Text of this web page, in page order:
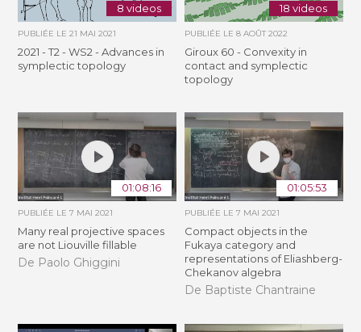
8 videos
PUBLIÉE LE21 MAI 2021
2021 - T2 - WS2 - Advances in
symplectic topology
18 videos
PUBLIÉE LE 8 AOÛT 2022
Giroux 60 - Convexity in
contact and symplectic
topology
01:08:16
PUBLIÉE LE7 MAI 2021
Many real projective spaces
are not Liouville fillable
De Paolo Ghiggini
01:05:53
PUBLIÉE LE 7 MAI 2021
Compact objects in the
Fukaya category and
representations of Eliashberg-
Chekanov algebra
De Baptiste Chantraine